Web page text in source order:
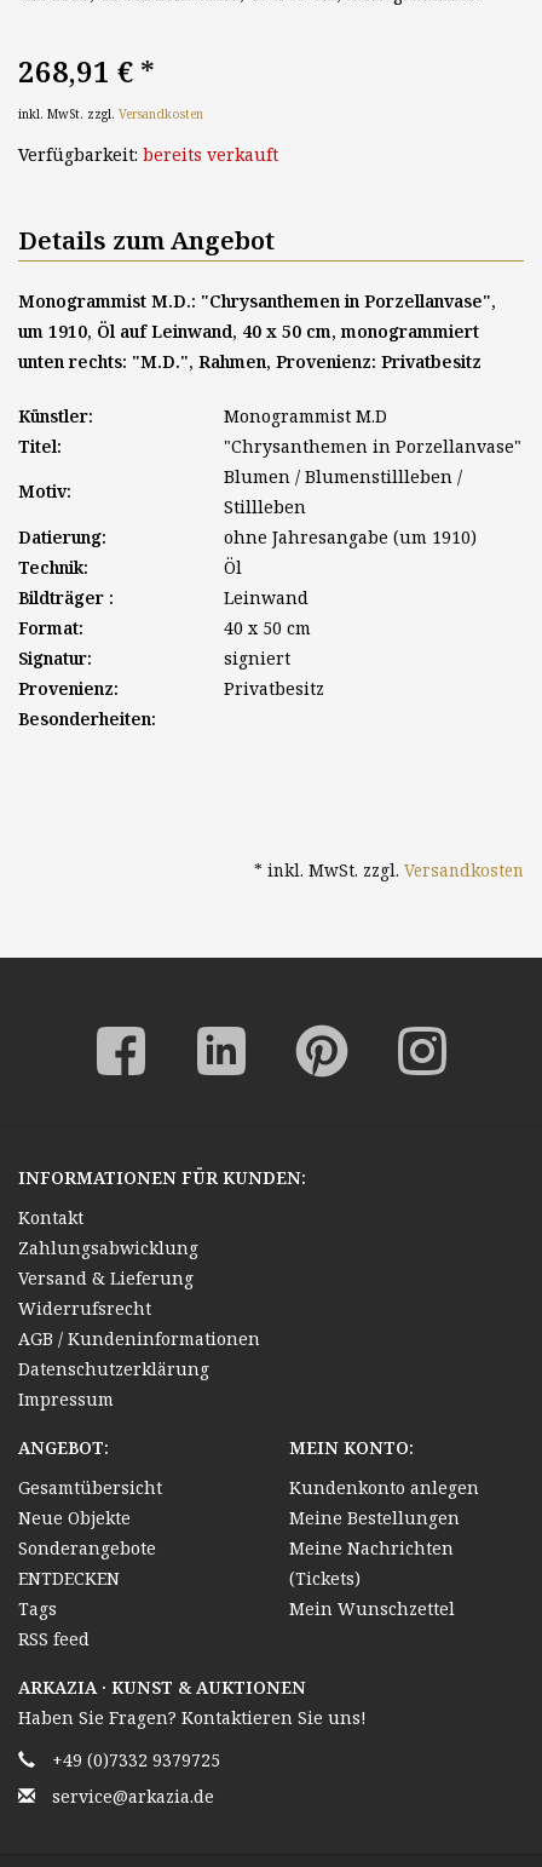
268,91 € *
inkl. MwSt. zzgl. Versandkosten
Verfügbarkeit: bereits verkauft
Details zum Angebot
Monogrammist M.D.: "Chrysanthemen in Porzellanvase",
um 1910, Öl auf Leinwand, 40 x 50 cm, monogrammiert
unten rechts: "M.D.", Rahmen, Provenienz: Privatbesitz
Künstler:
Monogrammist M.D
Titel:
"Chrysanthemen in Porzellanvase"
Motiv:
Blumen / Blumenstillleben /
Stillleben
Datierung:
ohne Jahresangabe (um 1910)
Technik:
Öl
Bildträger :
Leinwand
Format:
40 x 50 cm
Signatur:
signiert
Provenienz:
Privatbesitz
Besonderheiten:
* inkl. MwSt. zzgl. Versandkosten
INFORMATIONEN FÜR KUNDEN:
Kontakt
Zahlungsabwicklung
Versand & Lieferung
Widerrufsrecht
AGB / Kundeninformationen
Datenschutzerklärung
Impressum
ANGEBOT:
Gesamtübersicht
Neue Objekte
Sonderangebote
ENTDECKEN
Tags
RSS feed
MEIN KONTO:
Kundenkonto anlegen
Meine Bestellungen
Meine Nachrichten
(Tickets)
Mein Wunschzettel
ARKAZIA · KUNST & AUKTIONEN
Haben Sie Fragen? Kontaktieren Sie uns!
+49 (0)7332 9379725
service@arkazia.de